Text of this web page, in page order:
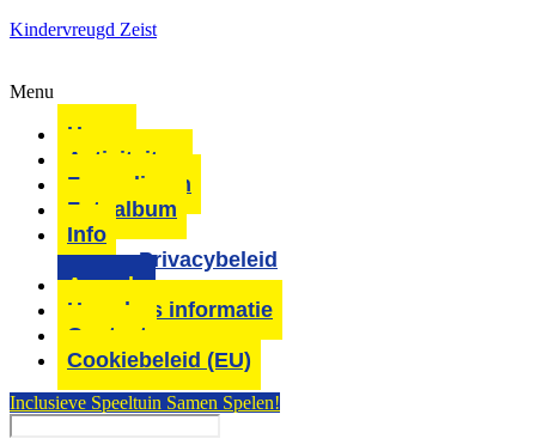
Kindervreugd Zeist
Menu
Home
Activiteiten
Formulieren
Fotoalbum
Info
Privacybeleid
Agenda
Huurders informatie
Contact
Cookiebeleid (EU)
Inclusieve Speeltuin Samen Spelen!